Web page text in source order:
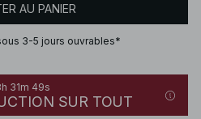
AU PANIER
3-5 jours ouvrables*
31m 49s
SUR TOUT